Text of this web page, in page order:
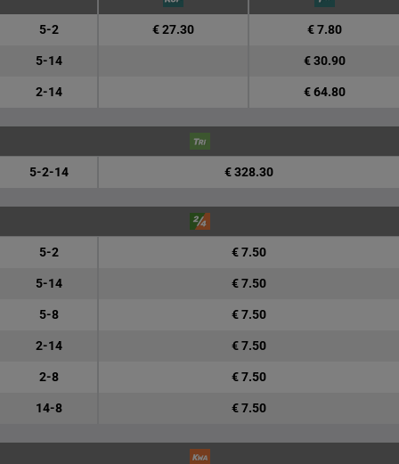
5-2 € 27.30 € 7.80
5-14 € 30.90
2-14 € 64.80
5-2-14 € 328.30
5-2 € 7.50
5-14 € 7.50
5-8 € 7.50
2-14 € 7.50
2-8 € 7.50
14-8 € 7.50